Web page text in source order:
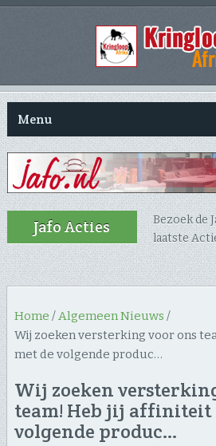
Menu
Jafo Acties
Bezoek de
laatste
Home /Algemeen Nieuws /
Wij zoeken versterking voor ons
met de volgende produc…
Wij zoeken
team! Heb jij affiniteit
volgende produc…